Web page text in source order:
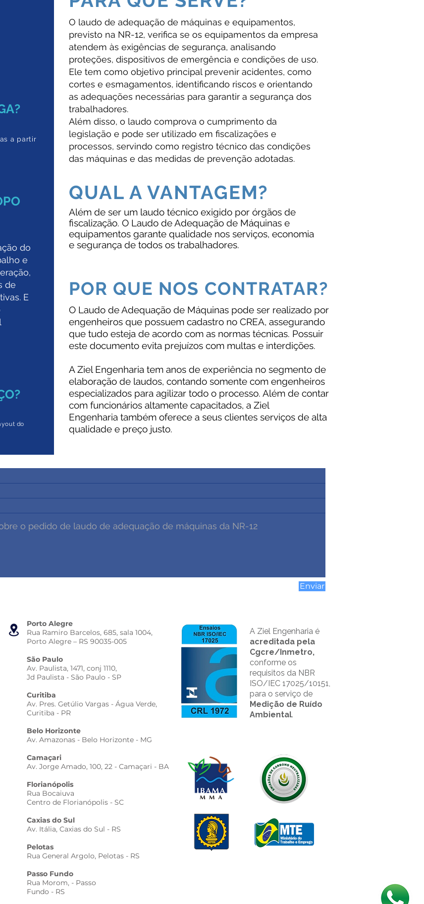
a partir
do
e
de
E
do
O laudo de adequação de máquinas e equipamentos,
previsto na NR-12, verifica se os equipamentos da empresa
atendem às exigências de segurança, analisando
proteções, dispositivos de emergência e condições de uso.
Ele tem como objetivo principal prevenir acidentes, como
cortes e esmagamentos, identificando riscos e orientando
as adequações necessárias para garantir a segurança dos
trabalhadores.
Além disso, o laudo comprova o cumprimento da
legislação e pode ser utilizado em fiscalizações e
processos, servindo como registro técnico das condições
das máquinas e das medidas de prevenção adotadas.
QUAL A VANTAGEM?
Além de ser um laudo técnico exigido por órgãos de
fiscalização. O Laudo de Adequação de Máquinas e
equipamentos garante qualidade nos serviços, economia
e segurança de todos os trabalhadores.
POR QUE NOS CONTRATAR?
O Laudo de Adequação de Máquinas pode ser realizado por
engenheiros que possuem cadastro no CREA, assegurando
que tudo esteja de acordo com as normas técnicas. Possuir
este documento evita prejuízos com multas e interdições.
A Ziel Engenharia tem anos de experiência no segmento de
elaboração de laudos, contando somente com engenheiros
especializados para agilizar todo o processo. Além de contar
com funcionários altamente capacitados, a Ziel
Engenharia também oferece a seus clientes serviços de alta
qualidade e preço justo.
Enviar
A Ziel Engenharia é
acreditada pela
Cgcre/Inmetro,
conforme os
requisitos da NBR
ISO/IEC 17025/10151,
para o serviço de
Medição de Ruído
Ambiental.
Porto Alegre
Rua Ramiro Barcelos, 685, sala 1004,
Porto Alegre – RS 90035-005
São Paulo
Av. Paulista, 1471, conj 1110,
Jd Paulista - São Paulo - SP
Curitiba
Av. Pres. Getúlio Vargas - Água Verde,
Curitiba - PR
Belo Horizonte
Av. Amazonas - Belo Horizonte - MG
Camaçari
Av. Jorge Amado, 100, 22 - Camaçari - BA
Florianópolis
Rua Bocaiuva
Centro de Florianópolis - SC
Caxias do Sul
Av. Itália, Caxias do Sul - RS
Pelotas
Rua General Argolo, Pelotas - RS
Passo Fundo
Rua Morom, - Passo
Fundo - RS